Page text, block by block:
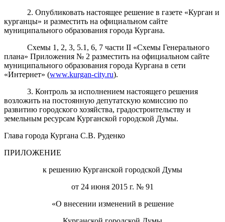
2. Опубликовать настоящее решение в газете «Курган и
курганцы» и разместить на официальном сайте
муниципального образования города Кургана.
Схемы 1, 2, 3, 5.1, 6, 7 части II «Схемы Генерального
плана» Приложения № 2 разместить на официальном сайте
муниципального образования города Кургана в сети
«Интернет» (www.kurgan-city.ru).
3. Контроль за исполнением настоящего решения
возложить на постоянную депутатскую комиссию по
развитию городского хозяйства, градостроительству и
земельным ресурсам Курганской городской Думы.
Глава города Кургана С.В. Руденко
ПРИЛОЖЕНИЕ
к решению Курганской городской Думы
от 24 июня 2015 г. № 91
«О внесении изменений в решение